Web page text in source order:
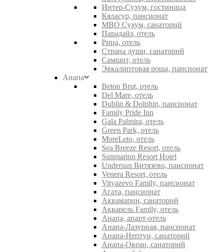
Интер-Сухум, гостиница
Кяласур, пансионат
МВО Сухум, санаторий
Парадайз, отель
Рица, отель
Страна души, санаторий
Самшит, отель
Эвкалиптовая роща, пансионат
Анапа
Beton Brut, отель
Del Mare, отель
Dublin & Dolphin, пансионат
Family Pride Inn
Gala Palmira, отель
Green Park, отель
MoreLeto, отель
Sea Breeze Resort, отель
Sunmarinn Resort Hotel
Undersun Витязево, пансионат
Venera Resort, отель
Vityazevo Family, пансионат
Агата, пансионат
Аквамарин, санаторий
Акварель Family, отель
Анапа, апарт-отель
Анапа-Лазурная, пансионат
Анапа-Нептун, санаторий
Анапа-Океан, санаторий